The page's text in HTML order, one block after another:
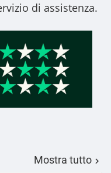
di assistenza.
Mostra tutto 